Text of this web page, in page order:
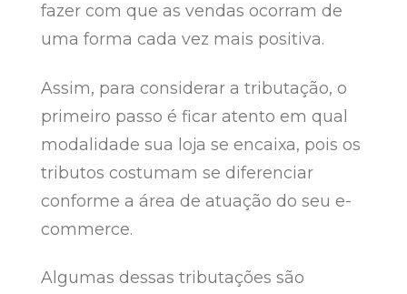
fazer com que as vendas ocorram de
uma forma cada vez mais positiva.
Assim, para considerar a tributação, o
primeiro passo é ficar atento em qual
modalidade sua loja se encaixa, pois os
tributos costumam se diferenciar
conforme a área de atuação do seu e-
commerce.
Algumas dessas tributações são